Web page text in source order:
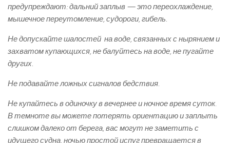
предупреждают: дальний заплыв — это переохлаждение,
мышечное переутомление, судороги, гибель.
Не допускайте шалостей на воде, связанных с нырянием и
захватом купающихся, не балуйтесь на воде, не пугайте
других.
Не подавайте ложных сигналов бедствия.
Не купайтесь в одиночку в вечернее и ночное время суток.
В темноте вы можете потерять ориентацию и заплыть
слишком далеко от берега, вас могут не заметить с
идущего судна, ночью простой испуг превращается в